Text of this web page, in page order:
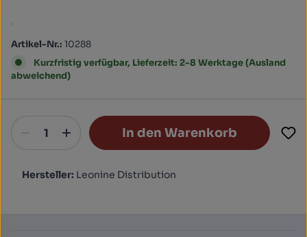
.
Artikel-Nr.: 10288
Kurzfristig verfügbar, Lieferzeit: 2-8 Werktage (Ausland
abweichend)
In den Warenkorb
Hersteller: Leonine Distribution